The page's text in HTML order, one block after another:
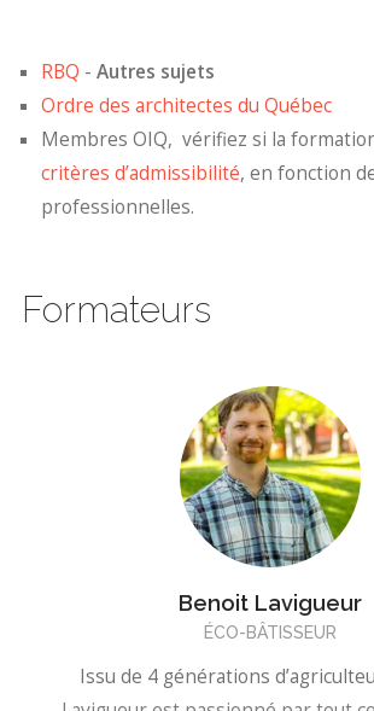
RBQ - Autres sujets
Ordre des architectes du Québec
Membres OIQ, vérifiez si la
critères d’admissibilité, en fonction
professionnelles.
Formateurs
Benoit Lavigueur
ÉCO-BÂTISSEUR
Issu de 4 générations